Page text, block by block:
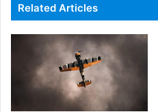
Related Articles